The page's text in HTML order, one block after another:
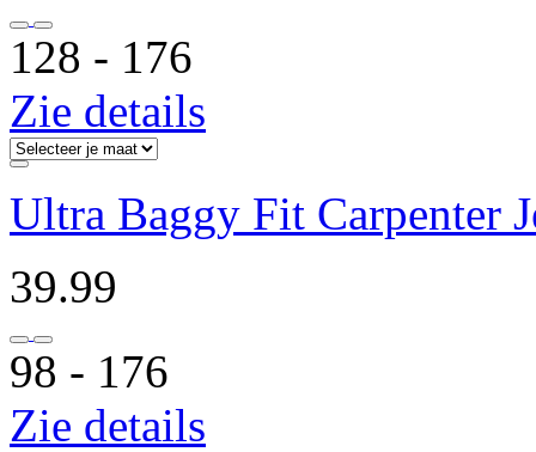
128 ‐ 176
Zie details
Ultra Baggy Fit Carpenter
39.99
98 ‐ 176
Zie details